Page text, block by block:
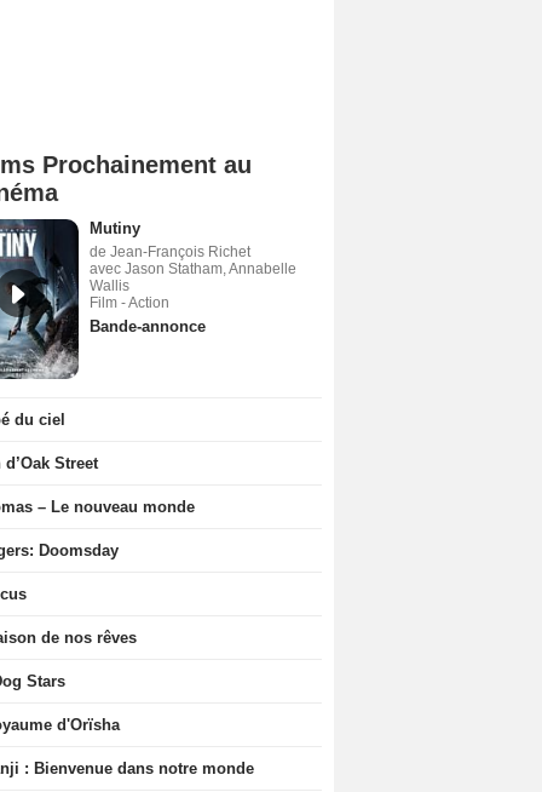
Prochainement au
Mutiny
de Jean-François Richet
avec Jason Statham, Annabelle
Wallis
Film - Action
Bande-annonce
du ciel
d’Oak Street
– Le nouveau monde
Doomsday
de nos rêves
Stars
d'Orïsha
: Bienvenue dans notre monde